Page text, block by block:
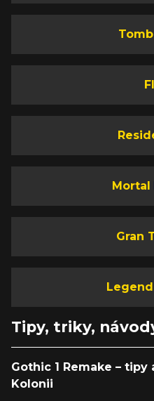
Mortal
Gran
Tipy, triky,
Gothic 1 Remake –
Kolonii